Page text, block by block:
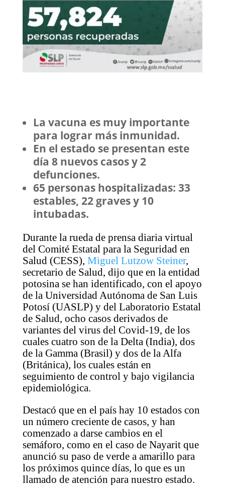
La vacuna es muy importante
para lograr más inmunidad.
En el estado se presentan este
día 8 nuevos casos y 2
defunciones.
65 personas hospitalizadas: 33
estables, 22 graves y 10
intubadas.
Durante la rueda de prensa diaria virtual
del Comité Estatal para la Seguridad en
Salud (CESS), Miguel Lutzow Steiner,
secretario de Salud, dijo que en la entidad
potosina se han identificado, con el apoyo
de la Universidad Autónoma de San Luis
Potosí (UASLP) y del Laboratorio Estatal
de Salud, ocho casos derivados de
variantes del virus del Covid-19, de los
cuales cuatro son de la Delta (India), dos
de la Gamma (Brasil) y dos de la Alfa
(Británica), los cuales están en
seguimiento de control y bajo vigilancia
epidemiológica.
Destacó que en el país hay 10 estados con
un número creciente de casos, y han
comenzado a darse cambios en el
semáforo, como en el caso de Nayarit que
anunció su paso de verde a amarillo para
los próximos quince días, lo que es un
llamado de atención para nuestro estado.